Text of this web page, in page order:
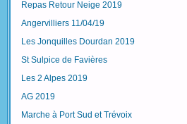
Repas Retour Neige 2019
Angervilliers 11/04/19
Les Jonquilles Dourdan 2019
St Sulpice de Favières
Les 2 Alpes 2019
AG 2019
Marche à Port Sud et Trévoix